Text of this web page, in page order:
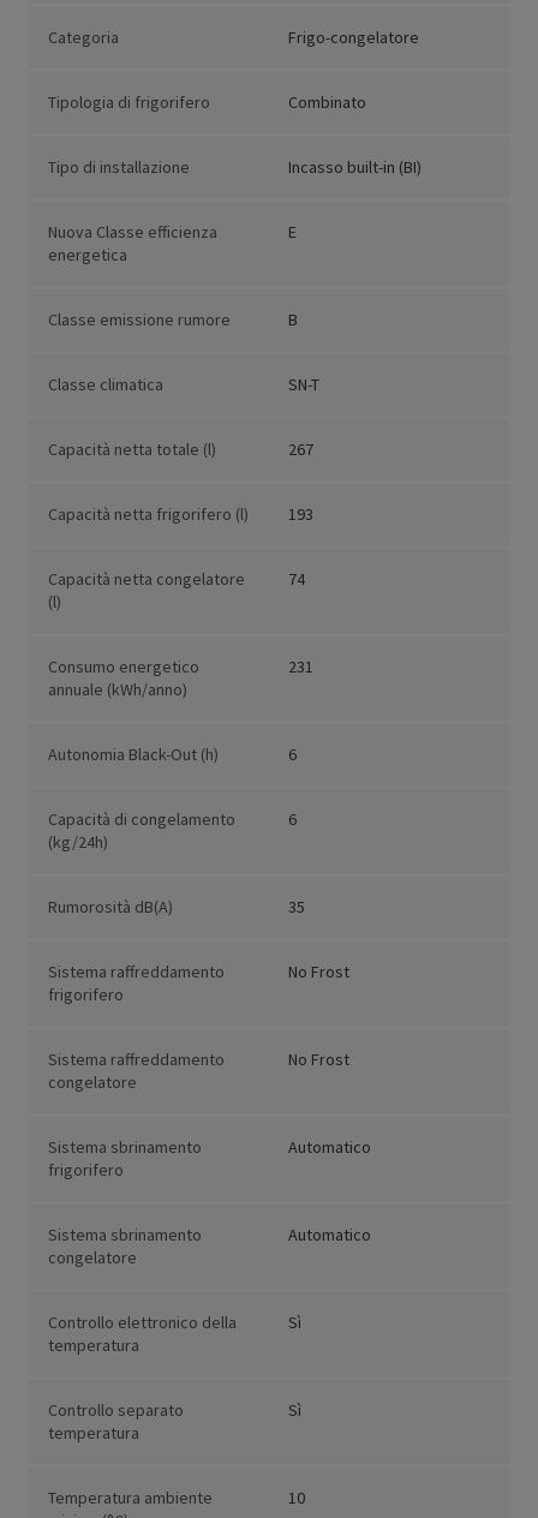
Categoria Frigo-congelatore
Tipologia di frigorifero Combinato
Tipo di installazione Incasso built-in (BI)
Nuova Classe efficienza
energetica
E
Classe emissione rumore B
Classe climatica SN-T
Capacità netta totale (l) 267
Capacità netta frigorifero (l) 193
Capacità netta congelatore
(l)
74
Consumo energetico
annuale (kWh/anno)
231
Autonomia Black-Out (h) 6
Capacità di congelamento
(kg/24h)
6
Rumorosità dB(A) 35
Sistema raffreddamento
frigorifero
No Frost
Sistema raffreddamento
congelatore
No Frost
Sistema sbrinamento
frigorifero
Automatico
Sistema sbrinamento
congelatore
Automatico
Controllo elettronico della
temperatura
Sì
Controllo separato
temperatura
Sì
Temperatura ambiente
10